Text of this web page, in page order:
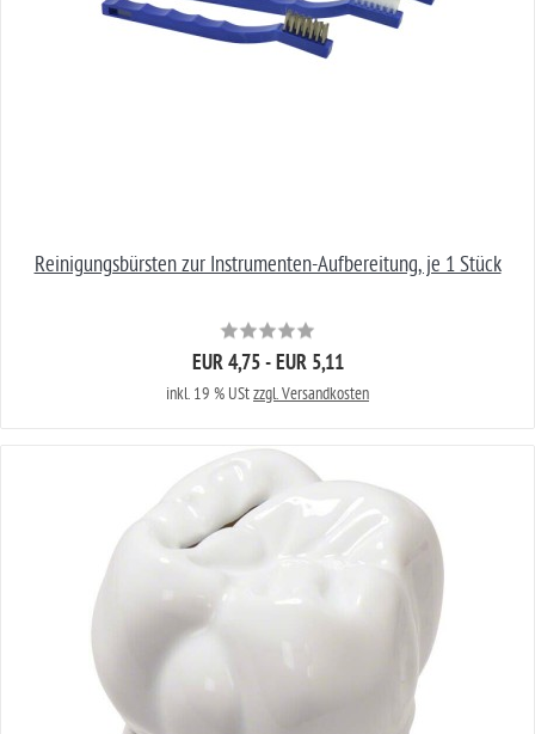
Reinigungsbürsten zur Instrumenten-Aufbereitung, je 1 Stück
EUR 4,75 - EUR 5,11
inkl. 19 % UStzzgl. Versandkosten